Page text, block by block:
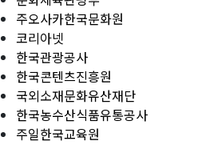
주오사카한국문화원
코리아넷
한국관광공사
한국콘텐츠진흥원
국외소재문화유산재단
한국농수산식품유통공사
주일한국교육원